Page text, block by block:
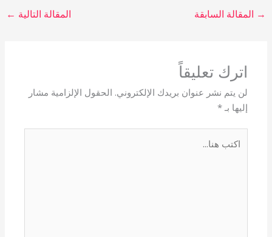
→ المقالة السابقة المقالة التالية ←
اترك تعليقاً
لن يتم نشر عنوان بريدك الإلكتروني. الحقول الإلزامية مشار
إليها بـ*
هنا...